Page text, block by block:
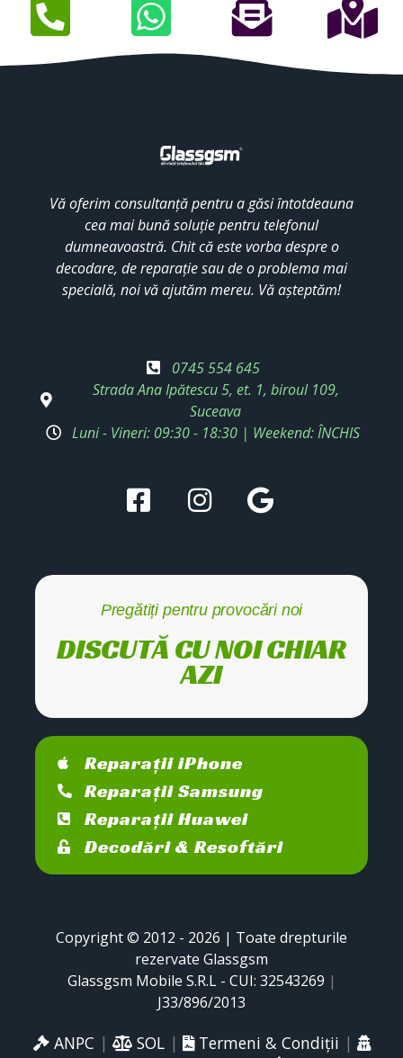
Vă oferim consultanță pentru a găsi întotdeauna
cea mai bună soluție pentru telefonul
dumneavoastră. Chit că este vorba despre o
decodare, de reparație sau de o problema mai
specială, noi vă ajutăm mereu. Vă așteptăm!
0745 554 645
Strada Ana Ipătescu 5, et. 1, biroul 109,
Suceava
Luni - Vineri: 09:30 - 18:30 | Weekend: ÎNCHIS
Pregătiți pentru provocări noi
DISCUTĂ CU NOI CHIAR
AZI
Reparații iPhone
Reparații Samsung
Reparații Huawei
Decodări & Resoftări
Copyright © 2012 - 2026 | Toate drepturile
rezervate Glassgsm
Glassgsm Mobile S.R.L - CUI: 32543269 |
J33/896/2013
ANPC | SOL| Termeni & Condiții |